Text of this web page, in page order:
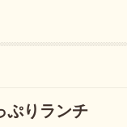
ぷりランチ